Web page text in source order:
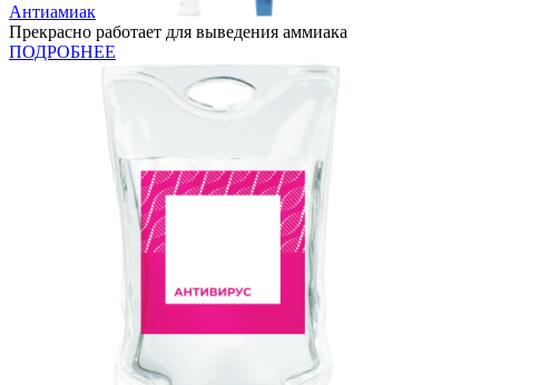
Антиамиак
Прекрасно работает для выведения аммиака
ПОДРОБНЕЕ